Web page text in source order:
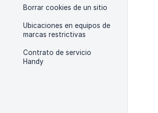
Borrar cookies de un sitio
Ubicaciones en equipos de
marcas restrictivas
Contrato de servicio
Handy